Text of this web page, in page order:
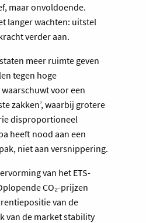
maar onvoldoende.
langer wachten: uitstel
verder aan.
meer ruimte geven
tegen hoge
voor een
zakken’, waarbij grotere
disproportioneel
heeft nood aan een
niet aan versnippering.
van het ETS-
CO₂-prijzen
van de
van de market stability